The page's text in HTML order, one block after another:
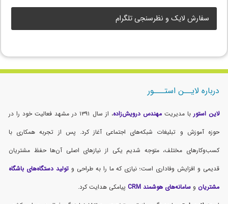
سفارش لایک و نظرسنجی تلگرام